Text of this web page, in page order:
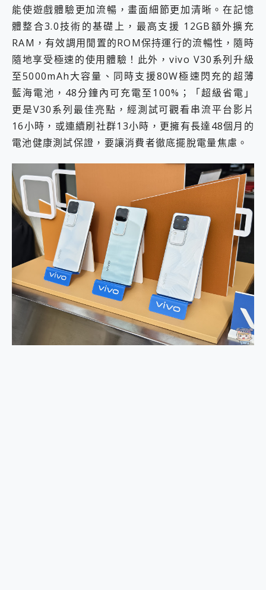
能使遊戲體驗更加流暢，畫面細節更加清晰。在記憶
體整合3.0技術的基礎上，最高支援 12GB額外擴充
RAM，有效調用閒置的ROM保持運行的流暢性，隨時
隨地享受極速的使用體驗！此外，vivo V30系列升級
至5000mAh大容量、同時支援80W極速閃充的超薄
藍海電池，48分鐘內可充電至100%；「超級省電」
更是V30系列最佳亮點，經測試可觀看串流平台影片
16小時，或連續刷社群13小時，更擁有長達48個月的
電池健康測試保證，要讓消費者徹底擺脫電量焦慮。